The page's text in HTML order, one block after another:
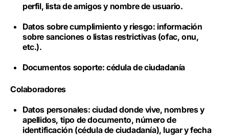
perfil, lista de amigos y nombre de usuario.
Datos sobre cumplimiento y riesgo: información
sobre sanciones o listas restrictivas (ofac, onu,
etc.).
Documentos soporte: cédula de ciudadanía
Colaboradores
Datos personales: ciudad donde vive, nombres y
apellidos, tipo de documento, número de
identificación (cédula de ciudadanía), lugar y fecha